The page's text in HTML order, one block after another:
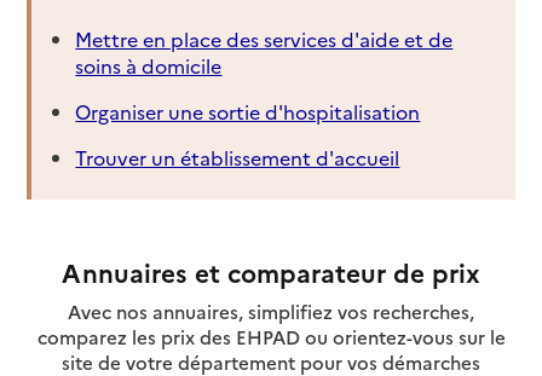
Mettre en place des services d'aide et de
soins à domicile
Organiser une sortie d'hospitalisation
Trouver un établissement d'accueil
Annuaires et comparateur de prix
Avec nos annuaires, simplifiez vos recherches,
comparez les prix des EHPAD ou orientez-vous sur le
site de votre département pour vos démarches